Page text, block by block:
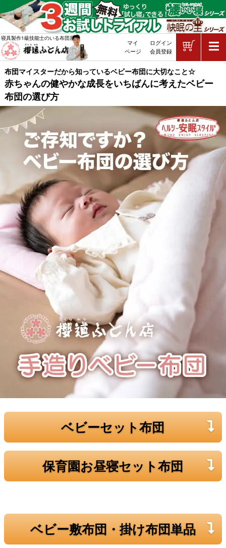
赤ちゃんの健やかな成長をいちばんに考えたベビー
布団の選び方
布団マイスターだから知っているベビー布団に大切なこと☆
敷布団・掛け布団・羽毛布団・マ
寝具製作1級技能士のいる布団屋
マイ
ページ
ログイン
会員登録
ベビーセット布団
保育園お昼寝セット布団
ベビー敷布団・掛け布団単品